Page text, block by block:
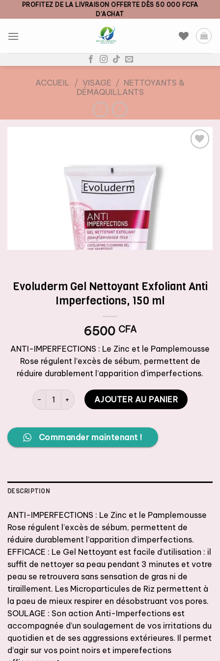
to
PROFITEZ DE LA LIVRAISON OFFERTE DÈS 50 000 FCFA
D’ACHAT
ACCUEIL / VISAGE / NETTOYANTS &
DÉMAQUILLANTS
Evoluderm Gel Nettoyant Exfoliant Anti
Imperfections, 150 ml
6500 CFA
ANTI-IMPERFECTIONS : Le Zinc et le Pamplemousse
Rose régulent l’excès de sébum, permettent de
réduire durablement l’apparition d’imperfections.
quantité de Evoluderm Gel Nettoyant Exfoliant Anti
AJOUTER AU PANIER
Commander maintenant !
DESCRIPTION
ANTI-IMPERFECTIONS : Le Zinc et le Pamplemousse
Rose régulent l’excès de sébum, permettent de
réduire durablement l’apparition d’imperfections.
EFFICACE : Le Gel Nettoyant est facile d’utilisation : il
suffit de nettoyer sa peau pendant 3 minutes et votre
peau se retrouvera sans sensation de gras ni de
tiraillement. Les Microparticules de Riz permettent à
la paeu de mieux respirer en désobstruant vos pores.
SOULAGE : Son action Anti-Imperfections est
accompagnée d’un soulagement de vos irritations du
quotidien et de ses aggressions extérieures. Il permet
d’agir sur vos point noirs et imperefections